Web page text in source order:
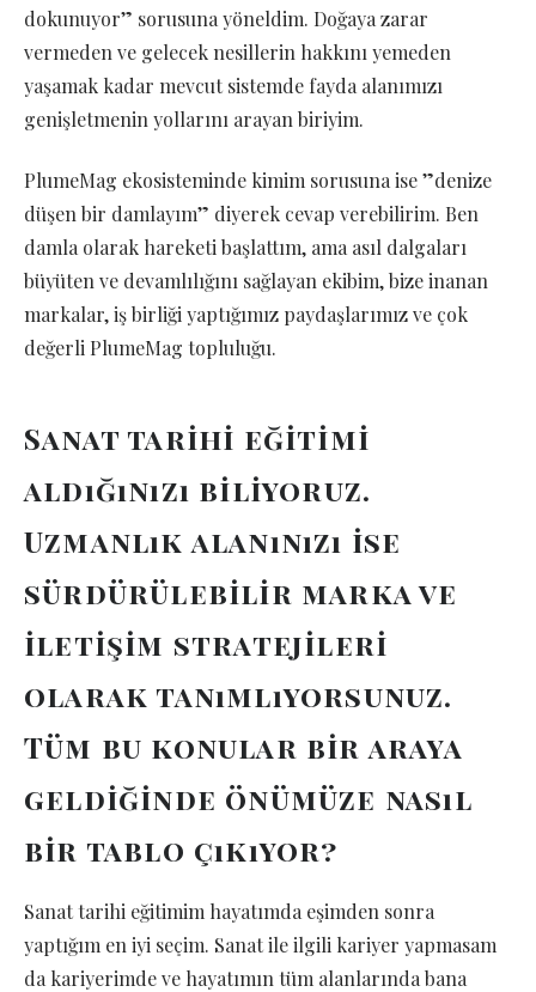
dokunuyor” sorusuna yöneldim. Doğaya zarar
vermeden ve gelecek nesillerin hakkını yemeden
yaşamak kadar mevcut sistemde fayda alanımızı
genişletmenin yollarını arayan biriyim.
PlumeMag ekosisteminde kimim sorusuna ise ”denize
düşen bir damlayım” diyerek cevap verebilirim. Ben
damla olarak hareketi başlattım, ama asıl dalgaları
büyüten ve devamlılığını sağlayan ekibim, bize inanan
markalar, iş birliği yaptığımız paydaşlarımız ve çok
değerli PlumeMag topluluğu.
Sanat tarihi eğitimi
aldığınızı biliyoruz.
Uzmanlık alanınızı ise
sürdürülebilir marka ve
iletişim stratejileri
olarak tanımlıyorsunuz.
Tüm bu konular bir araya
geldiğinde önümüze nasıl
bir tablo çıkıyor?
Sanat tarihi eğitimim hayatımda eşimden sonra
yaptığım en iyi seçim. Sanat ile ilgili kariyer yapmasam
da kariyerimde ve hayatımın tüm alanlarında bana